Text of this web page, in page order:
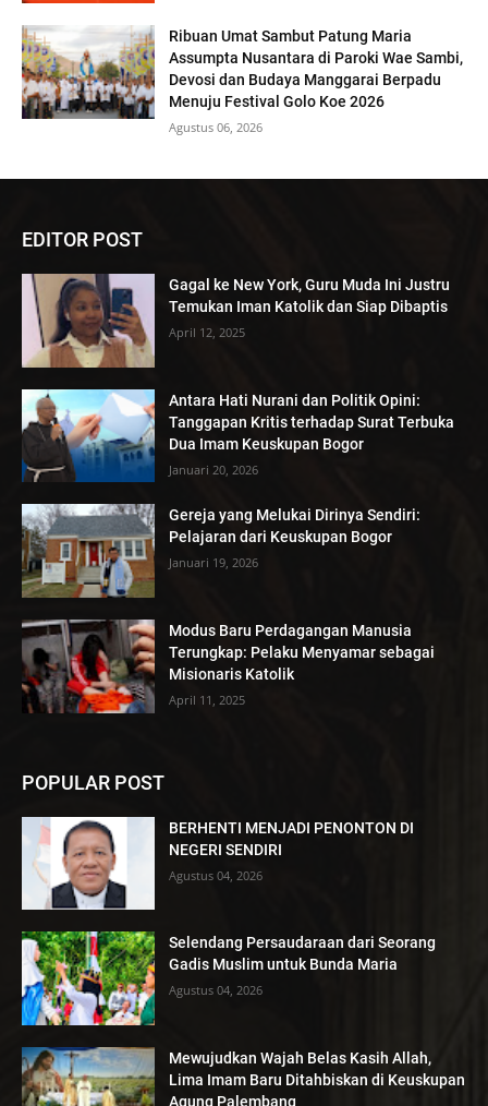
Ribuan Umat Sambut Patung Maria
Assumpta Nusantara di Paroki Wae Sambi,
Devosi dan Budaya Manggarai Berpadu
Menuju Festival Golo Koe 2026
Agustus 06, 2026
EDITOR POST
Gagal ke New York, Guru Muda Ini Justru
Temukan Iman Katolik dan Siap Dibaptis
April 12, 2025
Antara Hati Nurani dan Politik Opini:
Tanggapan Kritis terhadap Surat Terbuka
Dua Imam Keuskupan Bogor
Januari 20, 2026
Gereja yang Melukai Dirinya Sendiri:
Pelajaran dari Keuskupan Bogor
Januari 19, 2026
Modus Baru Perdagangan Manusia
Terungkap: Pelaku Menyamar sebagai
Misionaris Katolik
April 11, 2025
POPULAR POST
BERHENTI MENJADI PENONTON DI
NEGERI SENDIRI
Agustus 04, 2026
Selendang Persaudaraan dari Seorang
Gadis Muslim untuk Bunda Maria
Agustus 04, 2026
Mewujudkan Wajah Belas Kasih Allah,
Lima Imam Baru Ditahbiskan di Keuskupan
Agung Palembang